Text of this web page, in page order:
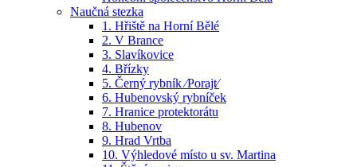
Naučná stezka
1. Hřiště na Horní Bělé
2. V Brance
3. Slavíkovice
4. Břízky
5. Černý rybník ⁄Porajt⁄
6. Hubenovský rybníček
7. Hranice protektorátu
8. Hubenov
9. Hrad Vrtba
10. Výhledové místo u sv. Martina